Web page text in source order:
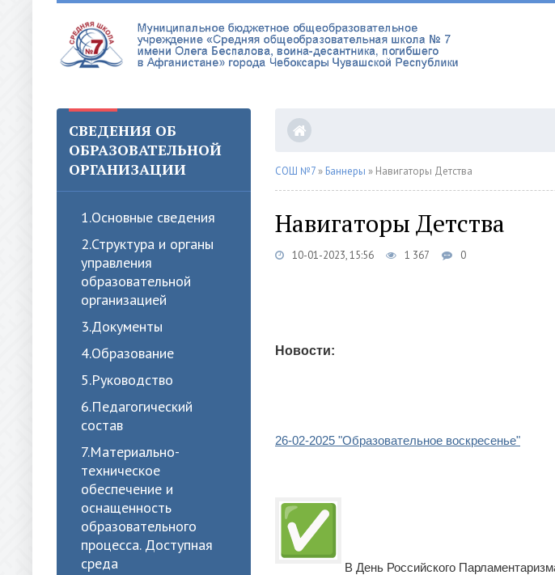
СВЕДЕНИЯ ОБ
ОБРАЗОВАТЕЛЬНОЙ
ОРГАНИЗАЦИИ
1.Oсновные сведения
2.Структура и органы
управления
образовательной
организацией
3.Документы
4.Образование
5.Руководство
6.Педагогический
состав
7.Материально-
техническое
обеспечение и
оснащенность
образовательного
процесса. Доступная
среда
СОШ №7 » Баннеры » Навигаторы Детства
Навигаторы Детства
10-01-2023, 15:56 1 367 0
Новости:
26-02-2025 "Образовательное воскресенье"
В День Российского